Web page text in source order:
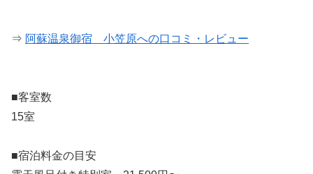
⇒ 阿蘇温泉御宿 小笠原への口コミ・レビュー
■客室数
15室
■宿泊料金の目安